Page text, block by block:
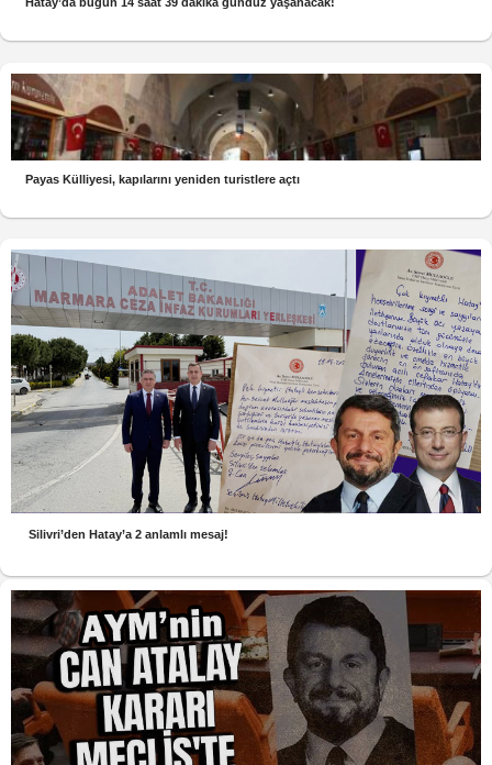
Payas Külliyesi, kapılarını yeniden turistlere açtı
Silivri’den Hatay’a 2 anlamlı mesaj!